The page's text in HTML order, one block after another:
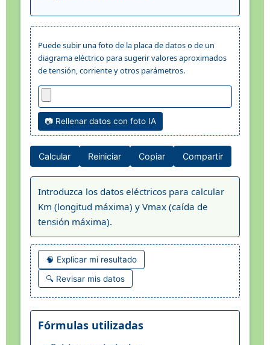
Puede subir una foto de la placa de datos o de un
diagrama eléctrico para sugerir valores aproximados
de tensión, corriente y otros parámetros.
📷 Rellenar datos con foto IA
Calcular Reiniciar Copiar Compartir
Introduzca los datos eléctricos para calcular
Km (longitud máxima) y Vmax (caída de
tensión máxima).
🧠 Explicar mi resultado
🔍 Revisar mis datos
Fórmulas utilizadas